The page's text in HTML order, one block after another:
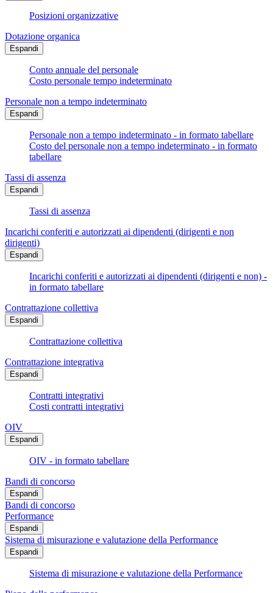
Posizioni organizzative
Dotazione organica
Espandi
Conto annuale del personale
Costo personale tempo indeterminato
Personale non a tempo indeterminato
Espandi
Personale non a tempo indeterminato - in formato tabellare
Costo del personale non a tempo indeterminato - in formato
tabellare
Tassi di assenza
Espandi
Tassi di assenza
Incarichi conferiti e autorizzati ai dipendenti (dirigenti e non
dirigenti)
Espandi
Incarichi conferiti e autorizzati ai dipendenti (dirigenti e non) -
in formato tabellare
Contrattazione collettiva
Espandi
Contrattazione collettiva
Contrattazione integrativa
Espandi
Contratti integrativi
Costi contratti integrativi
OIV
Espandi
OIV - in formato tabellare
Bandi di concorso
Espandi
Bandi di concorso
Performance
Espandi
Sistema di misurazione e valutazione della Performance
Espandi
Sistema di misurazione e valutazione della Performance